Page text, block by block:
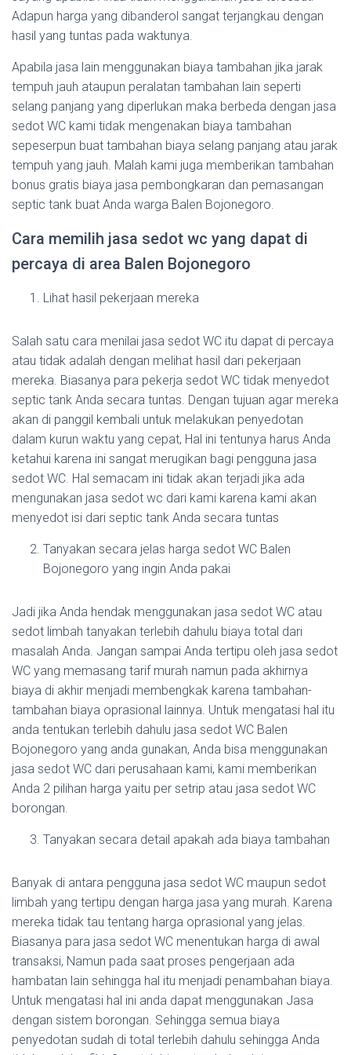
Adapun harga yang dibanderol sangat terjangkau dengan
hasil yang tuntas pada waktunya.
Apabila jasa lain menggunakan biaya tambahan jika jarak
tempuh jauh ataupun peralatan tambahan lain seperti
selang panjang yang diperlukan maka berbeda dengan jasa
sedot WC kami tidak mengenakan biaya tambahan
sepeserpun buat tambahan biaya selang panjang atau jarak
tempuh yang jauh. Malah kami juga memberikan tambahan
bonus gratis biaya jasa pembongkaran dan pemasangan
septic tank buat Anda warga Balen Bojonegoro.
Cara memilih jasa sedot wc yang dapat di
percaya di area Balen Bojonegoro
Lihat hasil pekerjaan mereka
Salah satu cara menilai jasa sedot WC itu dapat di percaya
atau tidak adalah dengan melihat hasil dari pekerjaan
mereka. Biasanya para pekerja sedot WC tidak menyedot
septic tank Anda secara tuntas. Dengan tujuan agar mereka
akan di panggil kembali untuk melakukan penyedotan
dalam kurun waktu yang cepat, Hal ini tentunya harus Anda
ketahui karena ini sangat merugikan bagi pengguna jasa
sedot WC. Hal semacam ini tidak akan terjadi jika ada
mengunakan jasa sedot wc dari kami karena kami akan
menyedot isi dari septic tank Anda secara tuntas
Tanyakan secara jelas harga sedot WC Balen
Bojonegoro yang ingin Anda pakai
Jadi jika Anda hendak menggunakan jasa sedot WC atau
sedot limbah tanyakan terlebih dahulu biaya total dari
masalah Anda. Jangan sampai Anda tertipu oleh jasa sedot
WC yang memasang tarif murah namun pada akhirnya
biaya di akhir menjadi membengkak karena tambahan-
tambahan biaya oprasional lainnya. Untuk mengatasi hal itu
anda tentukan terlebih dahulu jasa sedot WC Balen
Bojonegoro yang anda gunakan, Anda bisa menggunakan
jasa sedot WC dari perusahaan kami, kami memberikan
Anda 2 pilihan harga yaitu per setrip atau jasa sedot WC
borongan.
Tanyakan secara detail apakah ada biaya tambahan
Banyak di antara pengguna jasa sedot WC maupun sedot
limbah yang tertipu dengan harga jasa yang murah. Karena
mereka tidak tau tentang harga oprasional yang jelas.
Biasanya para jasa sedot WC menentukan harga di awal
transaksi, Namun pada saat proses pengerjaan ada
hambatan lain sehingga hal itu menjadi penambahan biaya.
Untuk mengatasi hal ini anda dapat menggunakan Jasa
dengan sistem borongan. Sehingga semua biaya
penyedotan sudah di total terlebih dahulu sehingga Anda